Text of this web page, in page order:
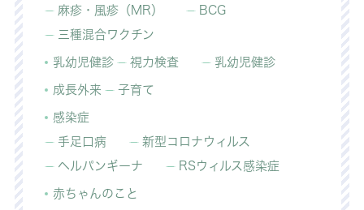
麻疹・風疹（MR）
BCG
三種混合ワクチン
乳幼児健診 視力検査 乳幼児健診
成長外来 子育て
感染症
手足口病
新型コロナウィルス
ヘルパンギーナ
RSウィルス感染症
赤ちゃんのこと